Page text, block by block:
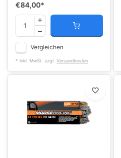
€84,00*
Vergleichen
* Inkl. MwSt. zzgl. Versandkosten